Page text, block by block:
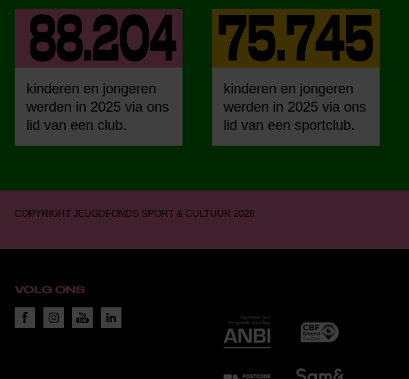
kinderen en jongeren
werden in 2025 via ons
lid van een club.
kinderen en jongeren
werden in 2025 via ons
lid van een sportclub.
COPYRIGHT JEUGDFONDS SPORT & CULTUUR 2026
VOLG ONS